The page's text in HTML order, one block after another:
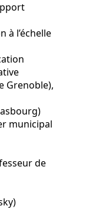
à l’échelle
Grenoble),
municipal
de